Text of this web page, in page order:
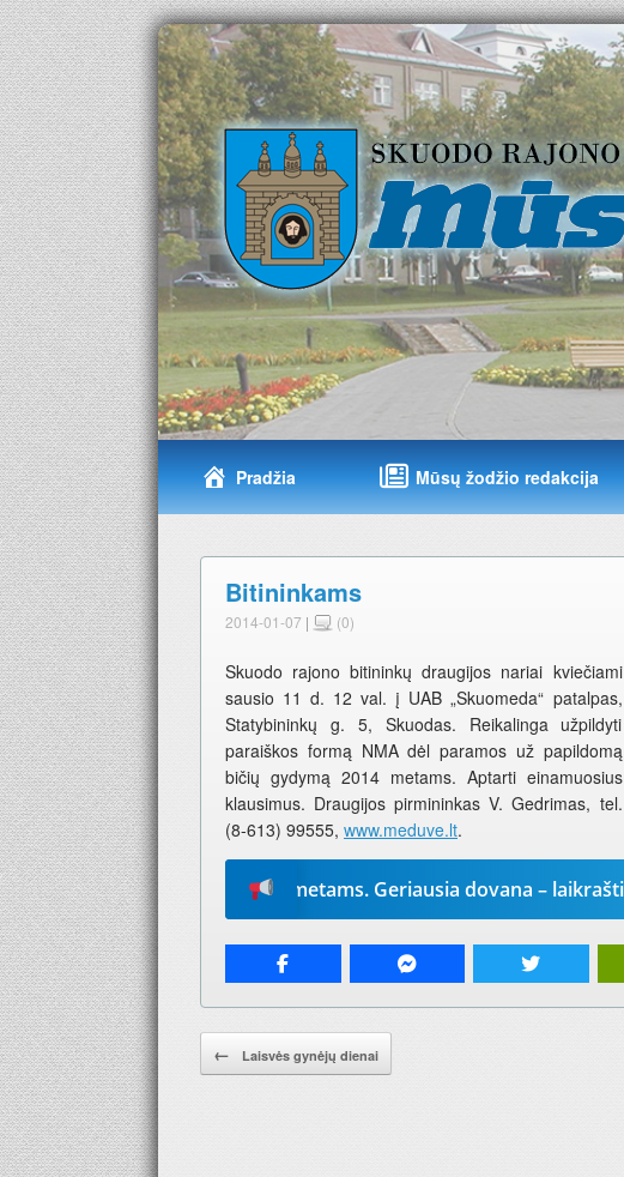
Pradžia Mūsų žodžio redakcija
Bitininkams
2014-01-07 | (0)
Skuodo rajono bitininkų draugijos nariai kviečiami
sausio 11 d. 12 val. į UAB „Skuomeda“ patalpas,
Statybininkų g. 5, Skuodas. Reikalinga užpildyti
paraiškos formą NMA dėl paramos už papildomą
bičių gydymą 2014 metams. Aptarti einamuosius
klausimus. Draugijos pirmininkas V. Gedrimas, tel.
(8-613) 99555, www.meduve.lt.
„Mūsų žodį“ 2026-iems metams. Geriausia dovana – laikraštis!
Pranešimo navigacija.
← Laisvės gynėjų dienai